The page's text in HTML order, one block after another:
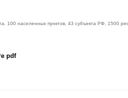
100 населенных пунктов, 43 субъекта РФ, 1500
pdf